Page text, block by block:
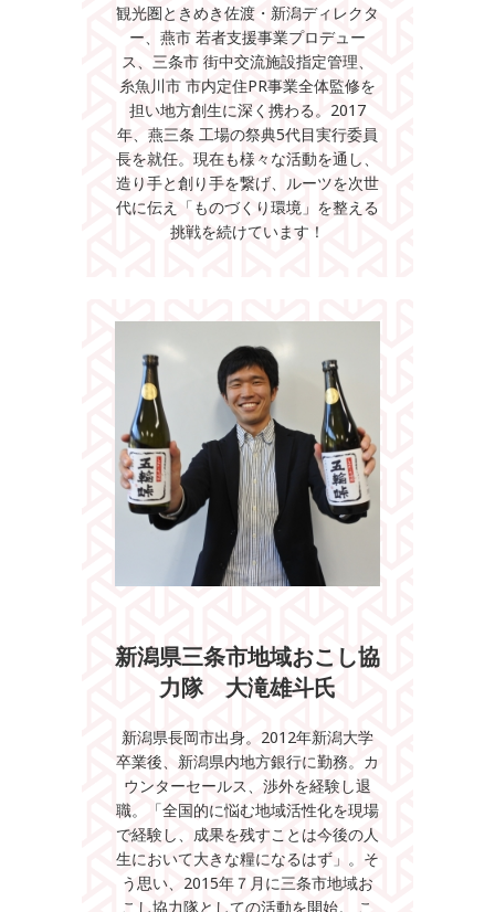
観光圏ときめき佐渡・新潟ディレクタ
ー、燕市 若者支援事業プロデュー
ス、三条市 街中交流施設指定管理、
糸魚川市 市内定住PR事業全体監修を
担い地方創生に深く携わる。2017
年、燕三条 工場の祭典5代目実行委員
長を就任。現在も様々な活動を通し、
造り手と創り手を繋げ、ルーツを次世
代に伝え「ものづくり環境」を整える
挑戦を続けています！
新潟県三条市地域おこし協
力隊 大滝雄斗氏
新潟県長岡市出身。2012年新潟大学
卒業後、新潟県内地方銀行に勤務。カ
ウンターセールス、渉外を経験し退
職。「全国的に悩む地域活性化を現場
で経験し、成果を残すことは今後の人
生において大きな糧になるはず」。そ
う思い、2015年７月に三条市地域お
こし協力隊としての活動を開始。 こ